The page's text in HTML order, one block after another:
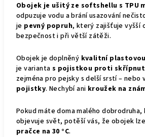
Obojek je ušitý ze softshellu s TPU
odpuzuje vodu a brání usazování
je pevný popruh, který zajišťuje vyšší
bezpečnost i při větší zátěži.
Obojek je doplněný kvalitní
je varianta s pojistkou proti
zejména pro pejsky s delší srstí – nebo
pojistky. Nechybí ani kroužek na
Pokud máte doma malého
objevuje svět, potěší vás, že obojek lze
pračce na 30 °C.